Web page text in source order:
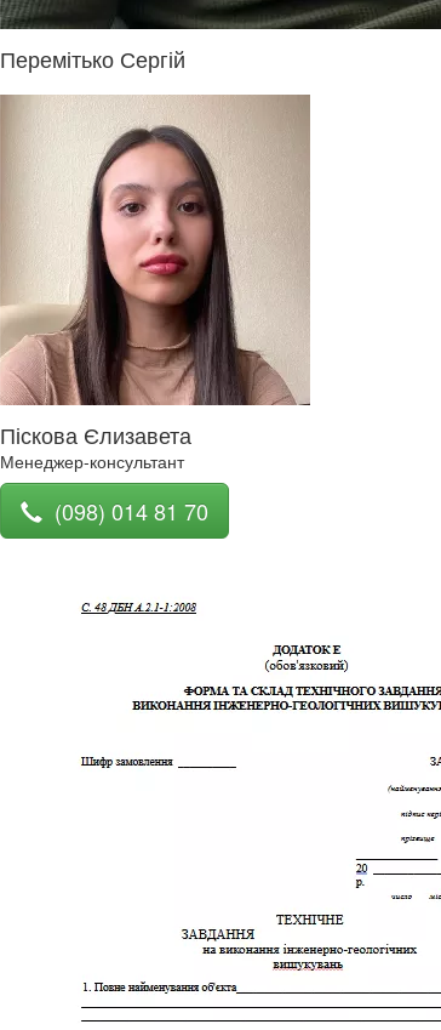
Перемітько Сергій
Піскова Єлизавета
Менеджер-консультант
(098) 014 81 70